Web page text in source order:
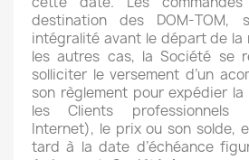
destination des DOM-TOM,
intégralité avant le départ de la
les autres cas, la Société se
solliciter le versement d’un
son règlement pour expédier la
les Clients professionnels
Internet), le prix ou son solde,
tard à la date d’échéance